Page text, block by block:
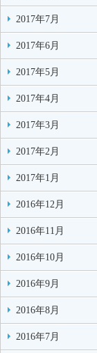
2017年7月
2017年6月
2017年5月
2017年4月
2017年3月
2017年2月
2017年1月
2016年12月
2016年11月
2016年10月
2016年9月
2016年8月
2016年7月